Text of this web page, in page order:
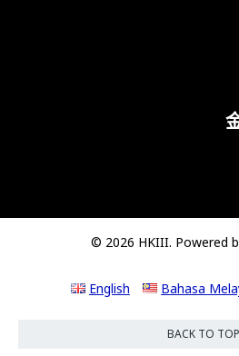
© 2026 HKIII. Powered
English Bahasa
BACK TO TOP